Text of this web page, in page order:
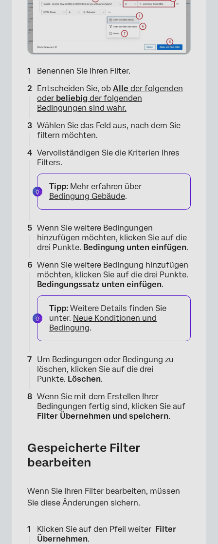
×
×
×
Benennen Sie Ihren Filter.
Entscheiden Sie, ob Alle der folgenden
oder beliebig der folgenden
Bedingungen sind wahr.
Wählen Sie das Feld aus, nach dem Sie
filtern möchten.
Vervollständigen Sie die Kriterien Ihres
Filters.
Tipp: Mehr erfahren über
Bedingung Gebäude.
Wenn Sie weitere Bedingungen
hinzufügen möchten, klicken Sie auf die
drei Punkte. Bedingung unten einfügen.
Wenn Sie weitere Bedingung hinzufügen
möchten, klicken Sie auf die drei Punkte.
Bedingungssatz unten einfügen.
Tipp: Weitere Details finden Sie
unter. Neue Konditionen und
Bedingung.
Um Bedingungen oder Bedingung zu
löschen, klicken Sie auf die drei
Punkte. Löschen.
Wenn Sie mit dem Erstellen Ihrer
Bedingungen fertig sind, klicken Sie auf
Filter Übernehmen und speichern.
Gespeicherte Filter
bearbeiten
Wenn Sie Ihren Filter bearbeiten, müssen
Sie diese Änderungen sichern.
Klicken Sie auf den Pfeil weiter Filter
Übernehmen.